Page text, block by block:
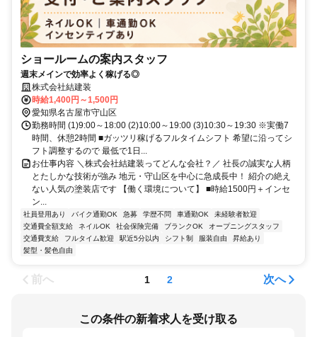
ショールームの案内スタッフ
週末メインで効率よく稼げる◎
株式会社結建装
時給1,400円～1,500円
愛知県名古屋市守山区
勤務時間 (1)9:00～18:00 (2)10:00～19:00 (3)10:30～19:30 ※実働7
時間、休憩2時間 ■ガッツリ稼げるフルタイムシフト 希望に沿ってシ
フト調整するので 最低で1日...
お仕事内容 ＼株式会社結建装ってどんな会社？／ 社長の誠実な人柄
とたしかな技術が強み 地元・守山区を中心に急成長中！ 紹介の絶え
ない人気の塗装店です 【働く環境について】 ■時給1500円＋インセ
ン...
社員登用あり バイク通勤OK 急募 学歴不問 車通勤OK
未経験者歓迎
交通費全額支給
ネイルOK 社会保険完備 ブランクOK
オープニングスタッフ
交通費支給
フルタイム歓迎 駅近5分以内 シフト制 服装自由
昇給あり
髪型・髪色自由
前へ 1 2 次へ
この条件の新着求人を受け取る